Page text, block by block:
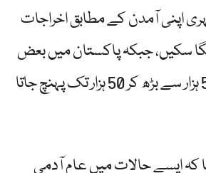
اپنی آمدن کے مطابق اخراجات
لگا سکیں، جبکہ پاکستان میں بعض
اوقات بجلی کا بل 5 ہزار سے بڑھ کر 50 ہزار تک پہنچ جاتا
کہ ایسے حالات میں عام آدمی